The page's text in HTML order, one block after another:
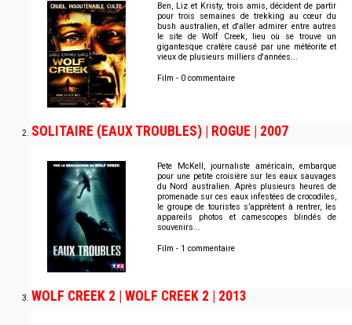
Ben, Liz et Kristy, trois amis, décident de partir
pour trois semaines de trekking au cœur du
bush australien, et d'aller admirer entre autres
le site de Wolf Creek, lieu où se trouve un
gigantesque cratère causé par une météorite et
vieux de plusieurs milliers d'années...
Film - 0 commentaire
SOLITAIRE (EAUX TROUBLES) | ROGUE | 2007
Pete McKell, journaliste américain, embarque
pour une petite croisière sur les eaux sauvages
du Nord australien. Après plusieurs heures de
promenade sur ces eaux infestées de crocodiles,
le groupe de touristes s’apprêtent à rentrer, les
appareils photos et camescopes blindés de
souvenirs...
Film - 1 commentaire
WOLF CREEK 2 | WOLF CREEK 2 | 2013